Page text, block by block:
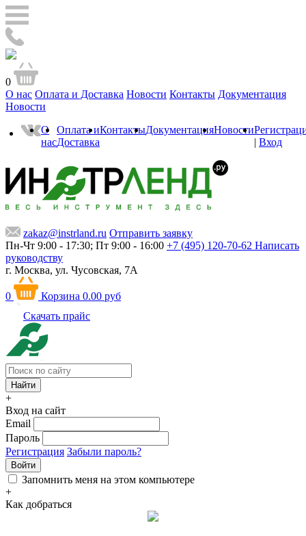
0
О нас Оплата и Доставка Новости Контакты Документация
Новости
О
нас
Оплата и
Доставка
КонтактыДокументацияНовости
| Вход
zakaz@instrland.ru Отправить заявку
Пн-Чт 9:00 - 17:30; Пт 9:00 - 16:00 +7 (495) 120-70-62 Написать
руководству
г. Москва, ул. Чусовская, 7А
0 Корзина 0.00 руб
Скачать прайс
+
Вход на сайт
Email
Пароль
Регистрация Забыли пароль?
Войти
Запомнить меня на этом компьютере
+
Как добраться